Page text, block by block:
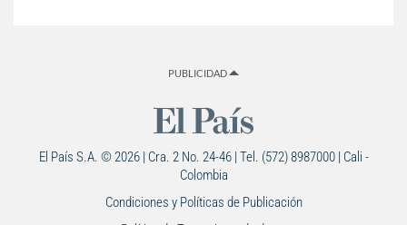
PUBLICIDAD
El País S.A. © 2026 | Cra. 2 No. 24-46 | Tel. (572) 8987000 | Cali -
Colombia
Condiciones y Políticas de Publicación